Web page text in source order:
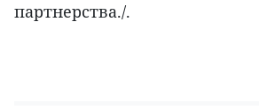
партнерства./.